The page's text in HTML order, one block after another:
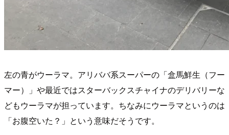
左の青がウーラマ。アリババ系スーパーの「盒馬鮮生（フー
マー）」や最近ではスターバックスチャイナのデリバリーな
どもウーラマが担っています。ちなみにウーラマというのは
「お腹空いた？」という意味だそうです。